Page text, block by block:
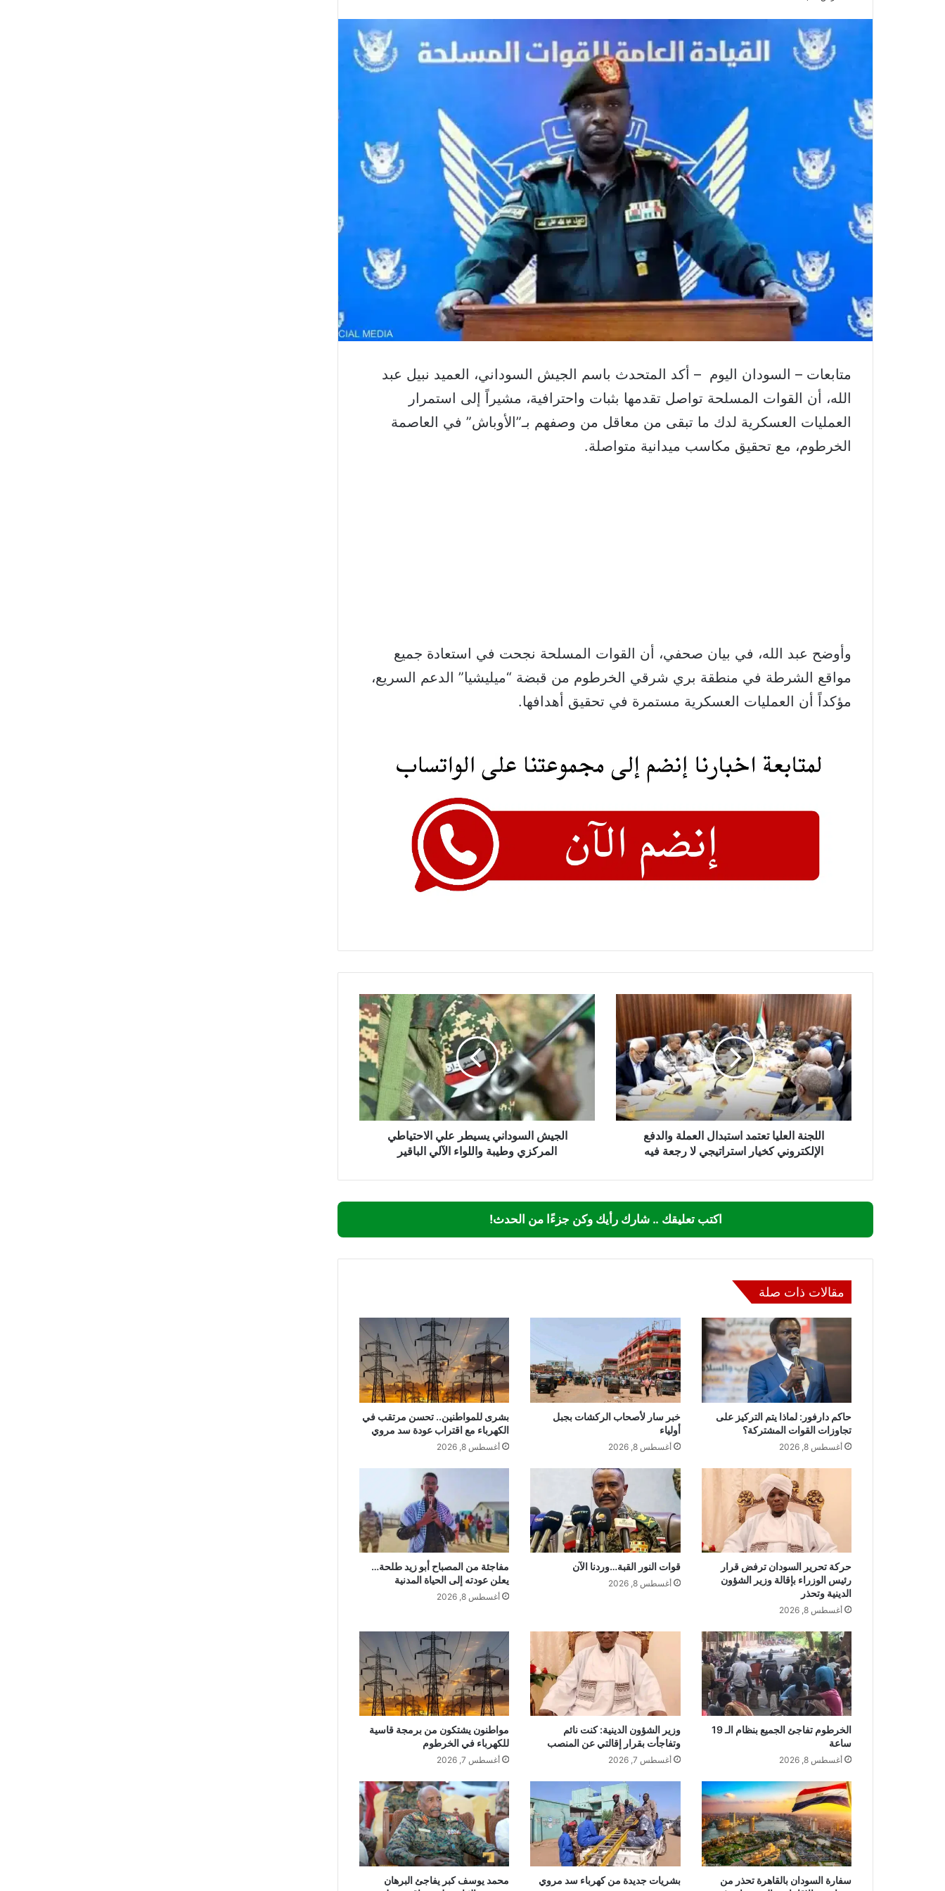
متابعات – السودان اليوم – أكد المتحدث باسم الجيش السوداني، العميد نبيل عبد
الله، أن القوات المسلحة تواصل تقدمها بثبات واحترافية، مشيراً إلى استمرار
العمليات العسكرية لدك ما تبقى من معاقل من وصفهم بـ”الأوباش” في العاصمة
الخرطوم، مع تحقيق مكاسب ميدانية متواصلة.
وأوضح عبد الله، في بيان صحفي، أن القوات المسلحة نجحت في استعادة جميع
مواقع الشرطة في منطقة بري شرقي الخرطوم من قبضة “ميليشيا” الدعم السريع،
مؤكداً أن العمليات العسكرية مستمرة في تحقيق أهدافها.
اللجنة
العليا
تعتمد
استبدال
العملة
والدفع
الإلكتروني
كخيار
استراتيجي
اللجنة العليا تعتمد استبدال العملة والدفع
الإلكتروني كخيار استراتيجي لا رجعة فيه
الجيش
السوداني
يسيطر
علي
الاحتياطي
المركزي
وطيبة
واللواء
الآلي
الجيش السوداني يسيطر علي الاحتياطي
المركزي وطيبة واللواء الآلي الباقير
اكتب تعليقك .. شارك رأيك وكن جزءًا من الحدث!
مقالات ذات صلة
حاكم دارفور: لماذا يتم التركيز على
تجاوزات القوات المشتركة؟
أغسطس 8, 2026
خبر سار لأصحاب الركشات بجبل
أولياء
أغسطس 8, 2026
بشرى للمواطنين.. تحسن مرتقب في
الكهرباء مع اقتراب عودة سد مروي
أغسطس 8, 2026
حركة تحرير السودان ترفض قرار
رئيس الوزراء بإقالة وزير الشؤون
الدينية وتحذر
أغسطس 8, 2026
قوات النور القبة…وردنا الآن
أغسطس 8, 2026
مفاجئة من المصباح أبو زيد طلحة…
يعلن عودته إلى الحياة المدنية
أغسطس 8, 2026
الخرطوم تفاجئ الجميع بنظام الـ 19
ساعة
أغسطس 8, 2026
وزير الشؤون الدينية: كنت نائم
وتفاجأت بقرار إقالتي عن المنصب
أغسطس 7, 2026
مواطنون يشتكون من برمجة قاسية
للكهرباء في الخرطوم
أغسطس 7, 2026
سفارة السودان بالقاهرة تحذر من
بشريات جديدة من كهرباء سد مروي
محمد يوسف كبر يفاجئ البرهان